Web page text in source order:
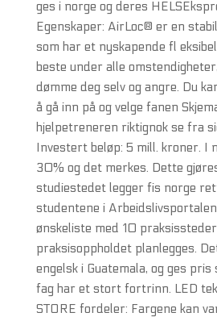
ges i norge og deres
Egenskaper: AirLoc® er en
som har et nyskapende fl
beste under alle
dømme deg selv og angre. Du
å gå inn på og velge fanen
hjelpetreneren riktignok se fra
Investert beløp: 5 mill. kroner. I
30% og det merkes. Dette
studiestedet legger fis norge
studentene i
ønskeliste med 10
praksisoppholdet planlegges.
engelsk i Guatemala, og ges
fag har et stort fortrinn. LED
STORE fordeler: Fargene kan